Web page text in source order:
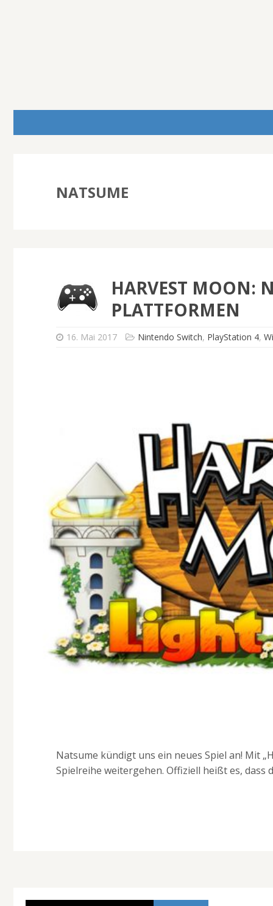
NATSUME
HARVEST MOON:
PLATTFORMEN
16. Mai 2017 Nintendo Switch, PlayStation 4,
Natsume kündigt uns ein neues Spiel an! Mit
Spielreihe weitergehen. Offiziell heißt es, dass